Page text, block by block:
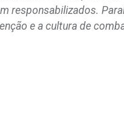
responsabilizados.
e a cultura de